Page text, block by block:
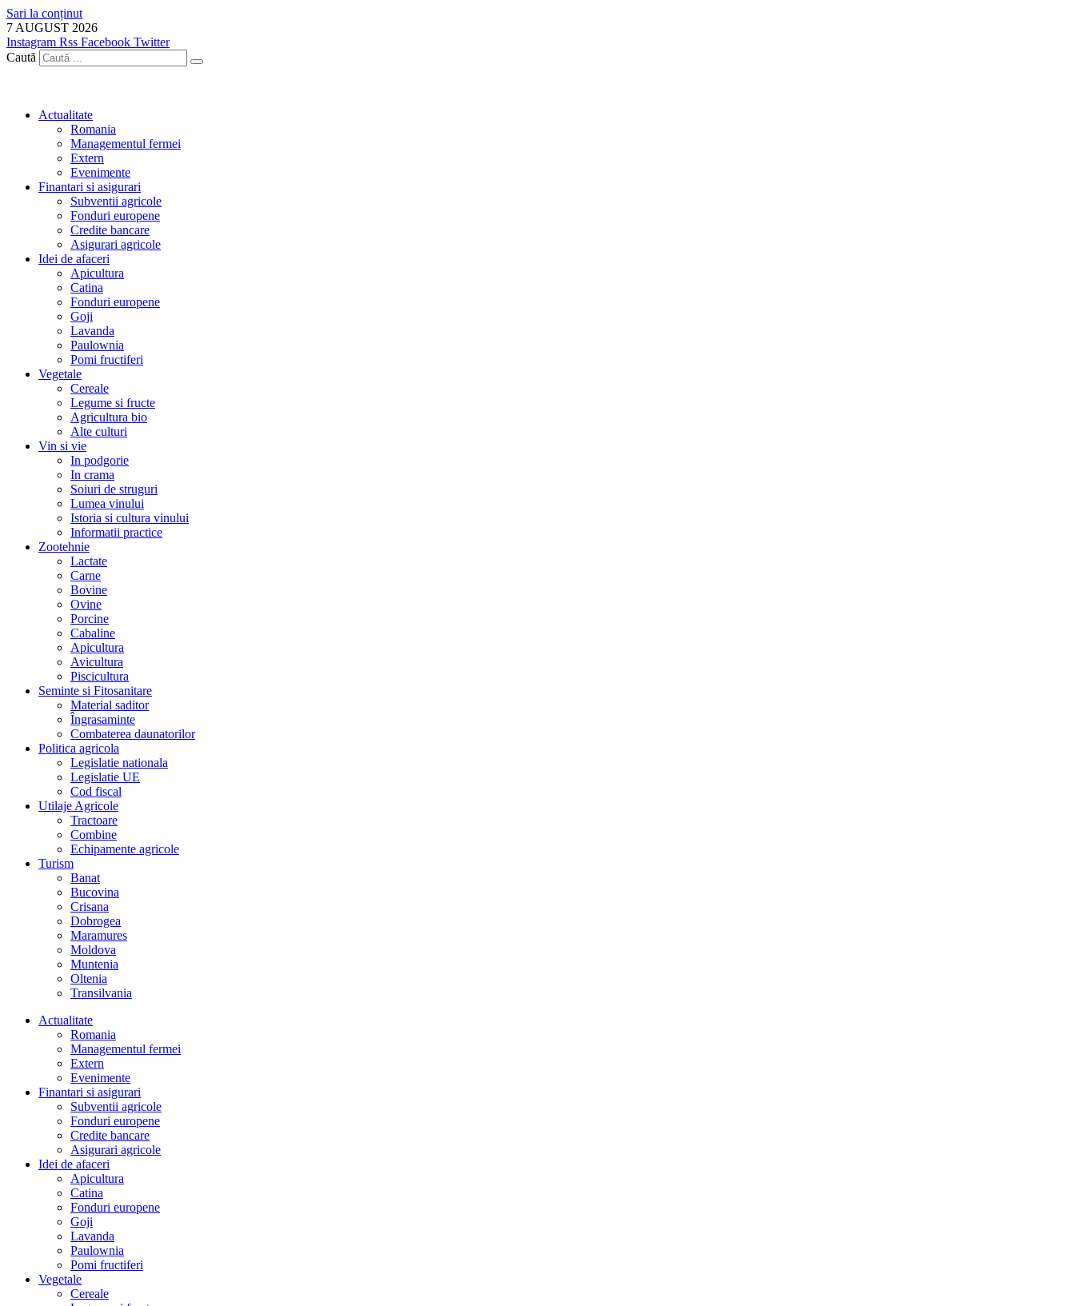
Sari la conținut
7 AUGUST 2026
Instagram Rss Facebook Twitter
Caută
Actualitate
Romania
Managementul fermei
Extern
Evenimente
Finantari si asigurari
Subventii agricole
Fonduri europene
Credite bancare
Asigurari agricole
Idei de afaceri
Apicultura
Catina
Fonduri europene
Goji
Lavanda
Paulownia
Pomi fructiferi
Vegetale
Cereale
Legume si fructe
Agricultura bio
Alte culturi
Vin si vie
In podgorie
In crama
Soiuri de struguri
Lumea vinului
Istoria si cultura vinului
Informatii practice
Zootehnie
Lactate
Carne
Bovine
Ovine
Porcine
Cabaline
Apicultura
Avicultura
Piscicultura
Seminte si Fitosanitare
Material saditor
Îngrasaminte
Combaterea daunatorilor
Politica agricola
Legislatie nationala
Legislatie UE
Cod fiscal
Utilaje Agricole
Tractoare
Combine
Echipamente agricole
Turism
Banat
Bucovina
Crisana
Dobrogea
Maramures
Moldova
Muntenia
Oltenia
Transilvania
Actualitate
Romania
Managementul fermei
Extern
Evenimente
Finantari si asigurari
Subventii agricole
Fonduri europene
Credite bancare
Asigurari agricole
Idei de afaceri
Apicultura
Catina
Fonduri europene
Goji
Lavanda
Paulownia
Pomi fructiferi
Vegetale
Cereale